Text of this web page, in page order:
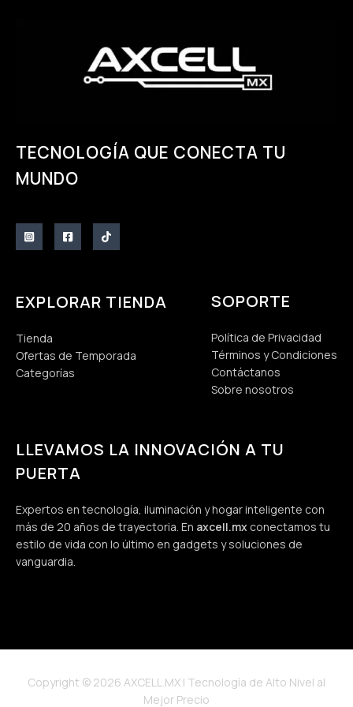
TECNOLOGÍA QUE CONECTA TU
MUNDO
EXPLORAR TIENDA
Tienda
Ofertas de Temporada
Categorías
SOPORTE
Política de Privacidad
Términos y Condiciones
Contáctanos
Sobre nosotros
LLEVAMOS LA INNOVACIÓN A TU
PUERTA
Expertos en tecnología, iluminación y hogar inteligente con
más de 20 años de trayectoria. En axcell.mx conectamos tu
estilo de vida con lo último en gadgets y soluciones de
vanguardia.
Copyright © 2026 AXCELL.MX | Tecnología de Alto Nivel al
Mejor Precio